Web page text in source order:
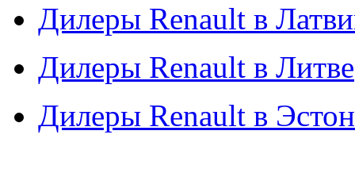
Дилеры Renault в
Дилеры Renault в Литве
Дилеры Renault в